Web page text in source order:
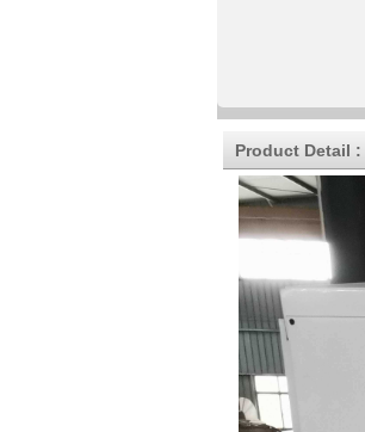
Product Detail :